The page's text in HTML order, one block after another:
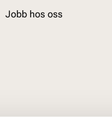
Jobb hos oss